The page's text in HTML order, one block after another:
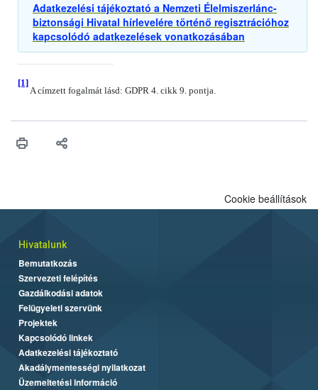
Adatkezelési tájékoztató a Nemzeti Élelmiszerlánc-
biztonsági Hivatal hírlevelére történő regisztrációhoz
kapcsolódó adatkezelések vonatkozásában
[1]
A címzett fogalmát lásd: GDPR 4. cikk 9. pontja.
Cookie beállítások
Hivatalunk
Bemutatkozás
Szervezeti felépítés
Gazdálkodási adatok
Felügyeleti szervünk
Projektek
Kapcsolódó linkek
Adatkezelési tájékoztató
Akadálymentességi nyilatkozat
Üzemeltetési információ